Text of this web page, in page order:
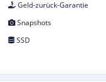
Geld-zurück-Garantie
Snapshots
SSD